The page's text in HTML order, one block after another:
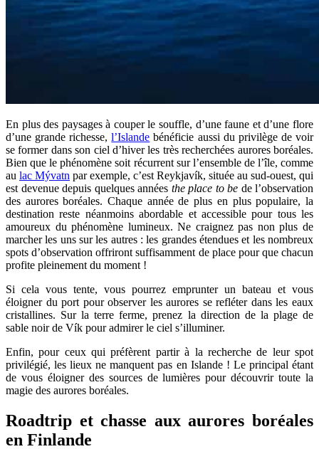
En plus des paysages à couper le souffle, d’une faune et d’une flore
d’une grande richesse,l’Islande bénéficie aussi du privilège de voir
se former dans son ciel d’hiver les très recherchées aurores boréales.
Bien que le phénomène soit récurrent sur l’ensemble de l’île, comme
au lac Mývatn par exemple, c’est Reykjavík, située au sud-ouest, qui
est devenue depuis quelques années the place to be de l’observation
des aurores boréales. Chaque année de plus en plus populaire, la
destination reste néanmoins abordable et accessible pour tous les
amoureux du phénomène lumineux. Ne craignez pas non plus de
marcher les uns sur les autres : les grandes étendues et les nombreux
spots d’observation offriront suffisamment de place pour que chacun
profite pleinement du moment !
Si cela vous tente, vous pourrez emprunter un bateau et vous
éloigner du port pour observer les aurores se refléter dans les eaux
cristallines. Sur la terre ferme, prenez la direction de la plage de
sable noir de Vík pour admirer le ciel s’illuminer.
Enfin, pour ceux qui préfèrent partir à la recherche de leur spot
privilégié, les lieux ne manquent pas en Islande ! Le principal étant
de vous éloigner des sources de lumières pour découvrir toute la
magie des aurores boréales.
Roadtrip et chasse aux aurores boréales
en Finlande